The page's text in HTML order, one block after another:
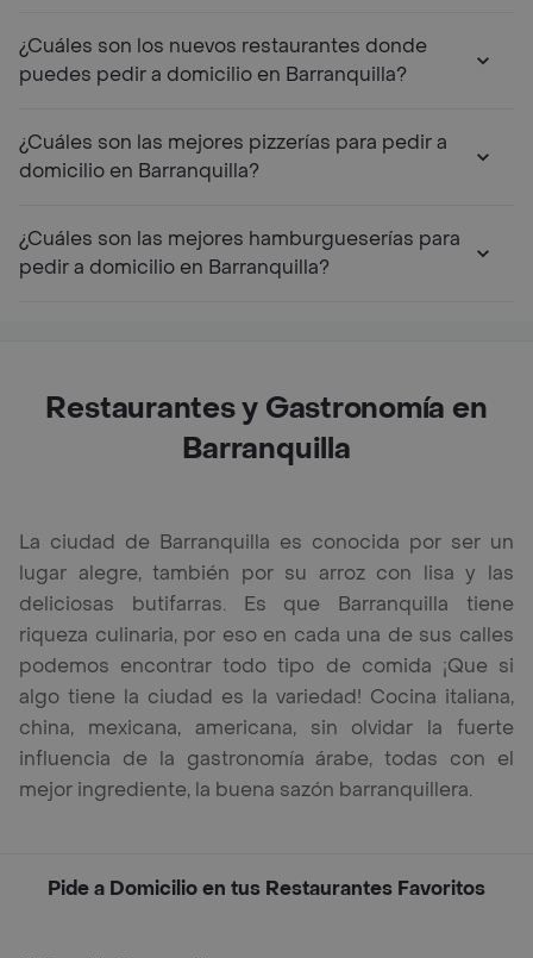
¿Cuáles son los nuevos restaurantes donde
puedes pedir a domicilio en Barranquilla?
¿Cuáles son las mejores pizzerías para pedir a
domicilio en Barranquilla?
¿Cuáles son las mejores hamburgueserías para
pedir a domicilio en Barranquilla?
Restaurantes y Gastronomía en
Barranquilla
La ciudad de Barranquilla es conocida por ser un
lugar alegre, también por su arroz con lisa y las
deliciosas butifarras. Es que Barranquilla tiene
riqueza culinaria, por eso en cada una de sus calles
podemos encontrar todo tipo de comida ¡Que si
algo tiene la ciudad es la variedad! Cocina italiana,
china, mexicana, americana, sin olvidar la fuerte
influencia de la gastronomía árabe, todas con el
mejor ingrediente, la buena sazón barranquillera.
Pide a Domicilio en tus Restaurantes Favoritos